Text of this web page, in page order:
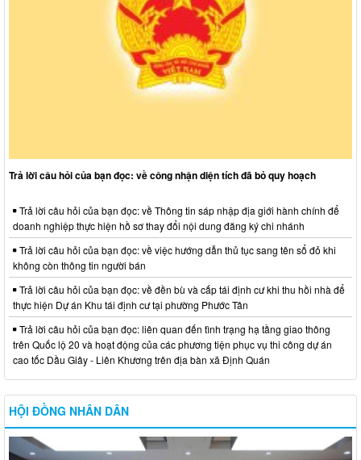
Trả lời câu hỏi của bạn đọc: về công nhận diện tích đã bỏ quy hoạch
Trả lời câu hỏi của bạn đọc: về Thông tin sáp nhập địa giới hành chính để
doanh nghiệp thực hiện hồ sơ thay đổi nội dung đăng ký chi nhánh
Trả lời câu hỏi của bạn đọc: về việc hướng dẫn thủ tục sang tên sổ đỏ khi
không còn thông tin người bán
Trả lời câu hỏi của bạn đọc: về đền bù và cấp tái định cư khi thu hồi nhà để
thực hiện Dự án Khu tái định cư tại phường Phước Tân
Trả lời câu hỏi của bạn đọc: liên quan đến tình trạng hạ tầng giao thông
trên Quốc lộ 20 và hoạt động của các phương tiện phục vụ thi công dự án
cao tốc Dầu Giây - Liên Khương trên địa bàn xã Định Quán
HỘI ĐỒNG NHÂN DÂN